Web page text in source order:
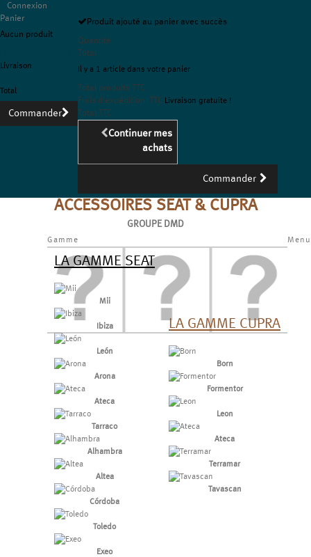
Connexion
Panier
Aucun produit
Livraison
Total
Commander
Produit ajouté au panier avec succès
Quantité
Total
Il y a 1 article dans votre panier
Total produits TTC
Frais d'expédition TTC Livraison gratuite !
Total TTC
Continuer mes
achats
Commander
ACCESSOIRES SEAT & CUPRA
GROUPE DMD
Menu
Gamme
LA GAMME SEAT
Mii
Ibiza
León
Arona
Ateca
Tarraco
Alhambra
Altea
Córdoba
Toledo
Exeo
LA GAMME CUPRA
Born
Formentor
Leon
Ateca
Terramar
Tavascan